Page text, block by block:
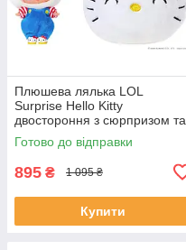
Плюшева лялька LOL
Surprise Hello Kitty
двостороння з сюрпризом та
лялькою TOT, персонажі
Sanrio
Готово до відправки
895 ₴ 1 095 ₴
Купити